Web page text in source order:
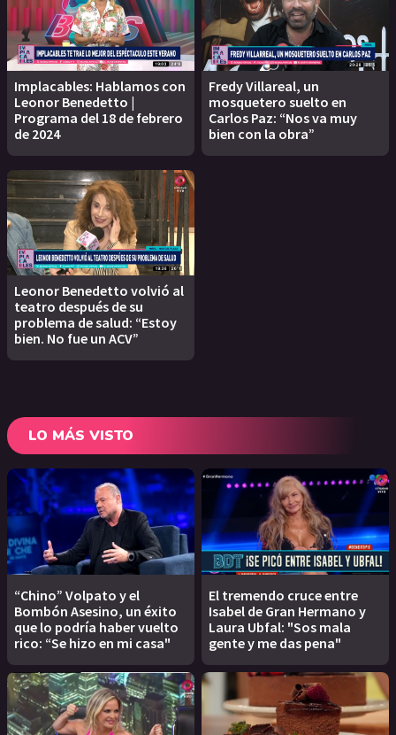
Implacables: Hablamos con
Leonor Benedetto |
Programa del 18 de febrero
de 2024
Fredy Villareal, un
mosquetero suelto en
Carlos Paz: “Nos va muy
bien con la obra”
Leonor Benedetto volvió al
teatro después de su
problema de salud: “Estoy
bien. No fue un ACV”
LO MÁS VISTO
“Chino” Volpato y el
Bombón Asesino, un éxito
que lo podría haber vuelto
rico: “Se hizo en mi casa"
El tremendo cruce entre
Isabel de Gran Hermano y
Laura Ubfal: "Sos mala
gente y me das pena"